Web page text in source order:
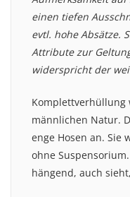
einen tiefen
evtl. hohe Absätze.
Attribute zur
widerspricht der
männlichen Natur.
enge Hosen an. Sie
ohne
hängend, auch